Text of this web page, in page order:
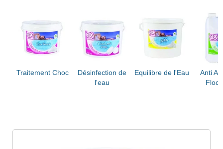
Traitement Choc
Désinfection de
l'eau
Equilibre de l'Eau
Anti